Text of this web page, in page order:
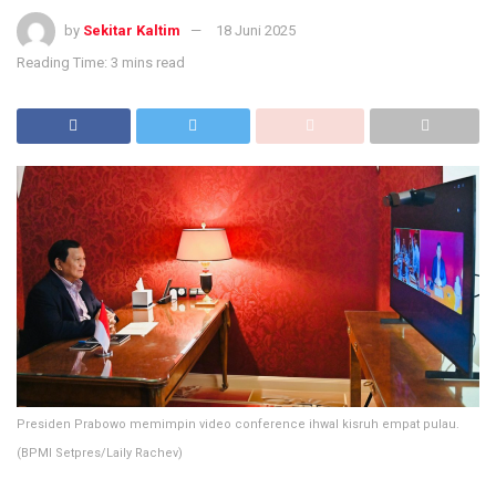
by Sekitar Kaltim
18 Juni 2025
Reading Time: 3 mins read
Presiden Prabowo memimpin video conference ihwal kisruh empat pulau.
(BPMI Setpres/Laily Rachev)